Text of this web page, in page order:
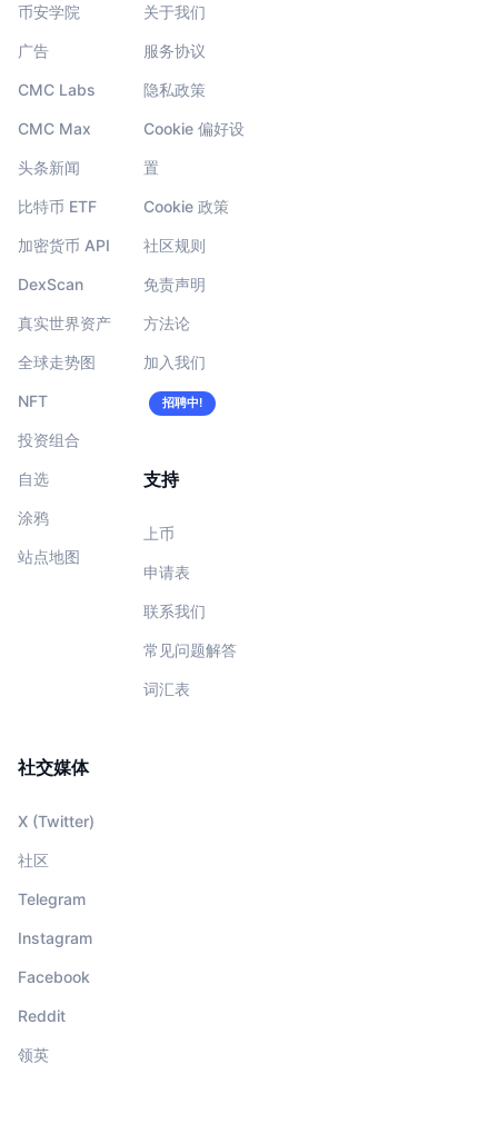
币安学院
广告
CMC Labs
CMC Max
头条新闻
比特币 ETF
加密货币 API
DexScan
真实世界资产
全球走势图
NFT
投资组合
自选
涂鸦
站点地图
关于我们
服务协议
隐私政策
Cookie 偏好设
置
Cookie 政策
社区规则
免责声明
方法论
加入我们
招聘中!
支持
上币
申请表
联系我们
常见问题解答
词汇表
社交媒体
X (Twitter)
社区
Telegram
Instagram
Facebook
Reddit
领英